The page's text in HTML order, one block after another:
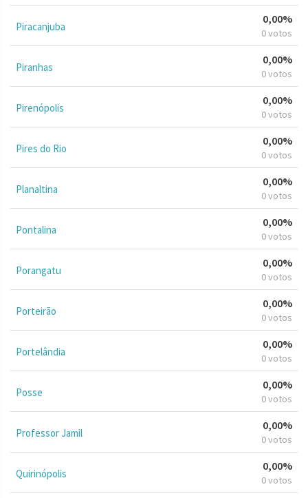
Piracanjuba
0,00%
0 votos
Piranhas
0,00%
0 votos
Pirenópolis
0,00%
0 votos
Pires do Rio
0,00%
0 votos
Planaltina
0,00%
0 votos
Pontalina
0,00%
0 votos
Porangatu
0,00%
0 votos
Porteirão
0,00%
0 votos
Portelândia
0,00%
0 votos
Posse
0,00%
0 votos
Professor Jamil
0,00%
0 votos
Quirinópolis
0,00%
0 votos